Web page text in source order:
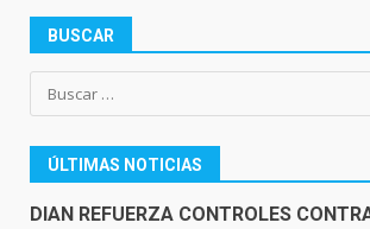
BUSCAR
Buscar:
ÚLTIMAS NOTICIAS
DIAN REFUERZA CONTROLES